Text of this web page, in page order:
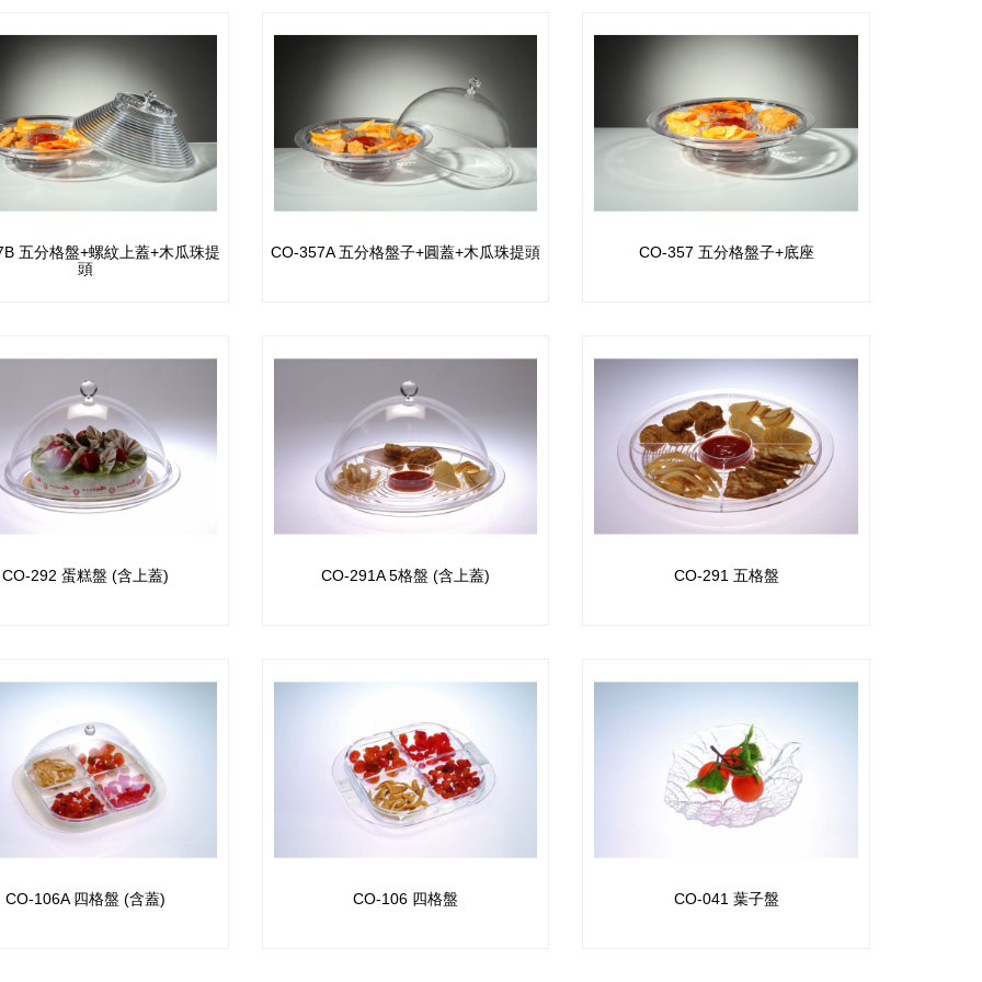
五分格盤+螺紋上蓋+木瓜珠提
頭
CO-357A 五分格盤子+圓蓋+木瓜珠提頭 CO-357 五分格盤子+底座
CO-292 蛋糕盤 (含上蓋) CO-291A 5格盤 (含上蓋) CO-291 五格盤
CO-106A 四格盤 (含蓋) CO-106 四格盤 CO-041 葉子盤